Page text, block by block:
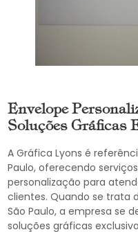
Envelope
Soluções Gráficas
A Gráfica Lyons é
Paulo, oferecendo
personalização para
clientes. Quando se trata
São Paulo, a empresa se
soluções gráficas